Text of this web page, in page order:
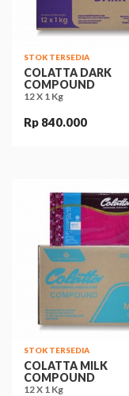
STOK TERSEDIA
COLATTA DARK
COMPOUND
12 X 1 Kg
Rp 840.000
STOK TERSEDIA
COLATTA MILK
COMPOUND
12 X 1 Kg